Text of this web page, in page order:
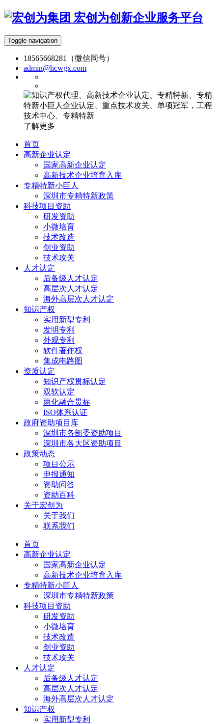
宏创为创新企业服务平台
Toggle navigation
18565668281（微信同号）
admin@hcwgx.com
了解更多
首页
高新企业认定
国家高新企业认定
高新技术企业培育入库
专精特新小巨人
深圳市专精特新政策
科技项目资助
研发资助
小微培育
技术改造
创业资助
技术攻关
人才认定
后备级人才认定
高层次人才认定
海外高层次人才认定
知识产权
实用新型专利
发明专利
外观专利
软件著作权
集成电路图
资质认定
知识产权贯标认定
双软认定
两化融合贯标
ISO体系认证
政府资助项目库
深圳市各部委资助项目
深圳市各大区资助项目
政策动态
项目公示
申报通知
资助问答
资助百科
关于宏创为
关于我们
联系我们
首页
高新企业认定
国家高新企业认定
高新技术企业培育入库
专精特新小巨人
深圳市专精特新政策
科技项目资助
研发资助
小微培育
技术改造
创业资助
技术攻关
人才认定
后备级人才认定
高层次人才认定
海外高层次人才认定
知识产权
实用新型专利